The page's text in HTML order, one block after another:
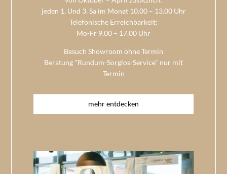
jeden 1. Und 3. Sa im Monat 10.00 – 13.00 Uhr
Telefonische Erreichbarkeit:
Mo-Fr 9.00 – 17.00 Uhr
Besuch Showroom ohne Termin
Beratung "Rundum-Sorglos-Service" nur mit
Termin
mehr entdecken